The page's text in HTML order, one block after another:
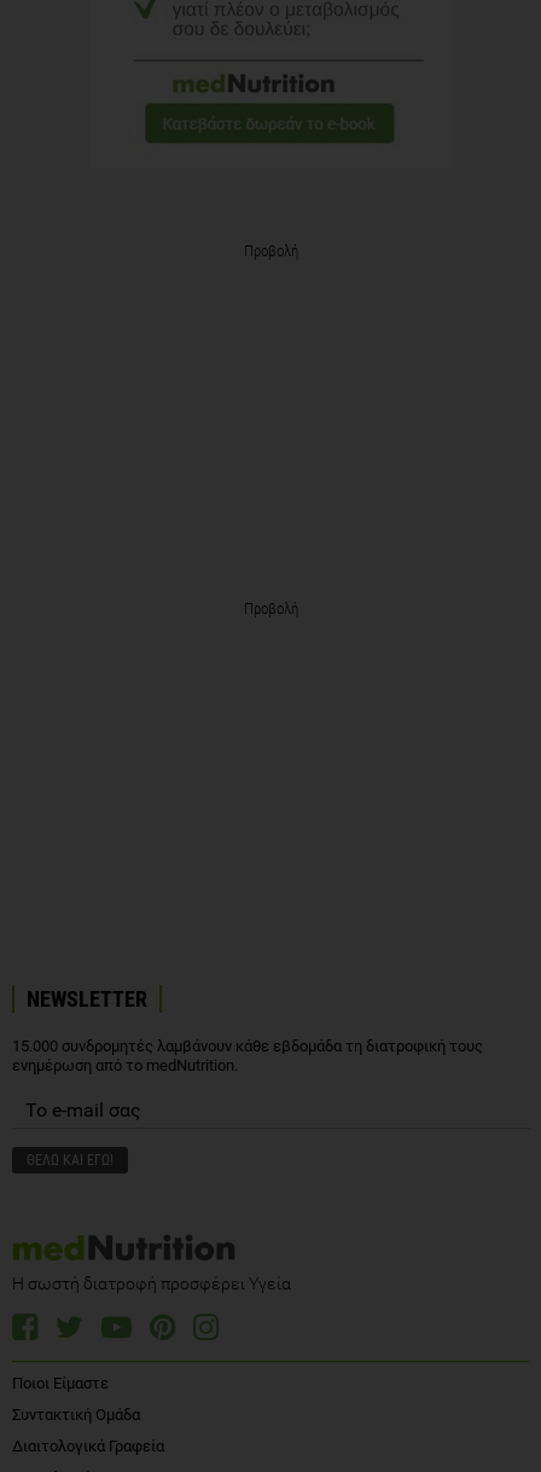
Προβολή
Προβολή
NEWSLETTER
15.000 συνδρομητές λαμβάνουν κάθε εβδομάδα τη διατροφική τους
ενημέρωση από το medNutrition.
Η σωστή διατροφή προσφέρει Υγεία
Ποιοι Είμαστε
Συντακτική Ομάδα
Διαιτολογικά Γραφεία